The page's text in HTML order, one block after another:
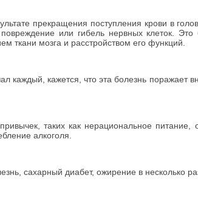
прекращения поступления крови в
или гибель нервных клеток.
ткани мозга и расстройством его функций.
кажется, что эта болезнь поражает
таких как нерациональное питание,
алкоголя.
сахарный диабет, ожирение в несколько